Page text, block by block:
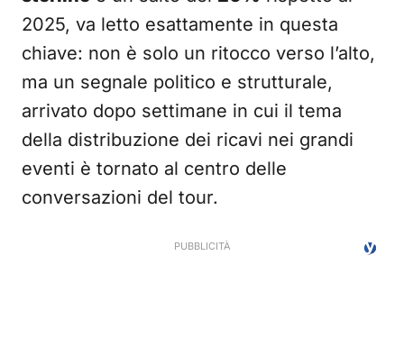
2025, va letto esattamente in questa
chiave: non è solo un ritocco verso l’alto,
ma un segnale politico e strutturale,
arrivato dopo settimane in cui il tema
della distribuzione dei ricavi nei grandi
eventi è tornato al centro delle
conversazioni del tour.